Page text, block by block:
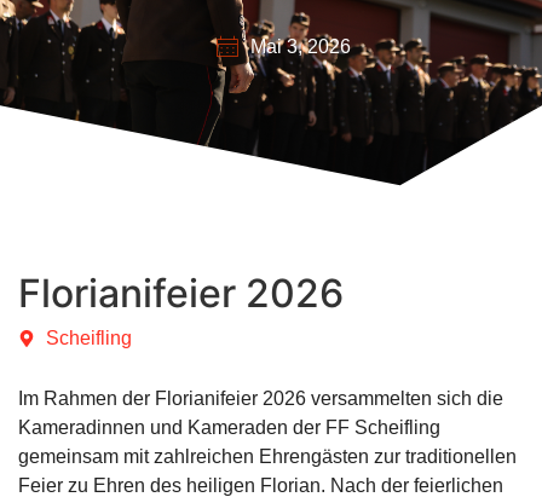
Mai 3, 2026
Florianifeier 2026
Scheifling
Im Rahmen der Florianifeier 2026 versammelten sich die
Kameradinnen und Kameraden der FF Scheifling
gemeinsam mit zahlreichen Ehrengästen zur traditionellen
Feier zu Ehren des heiligen Florian. Nach der feierlichen